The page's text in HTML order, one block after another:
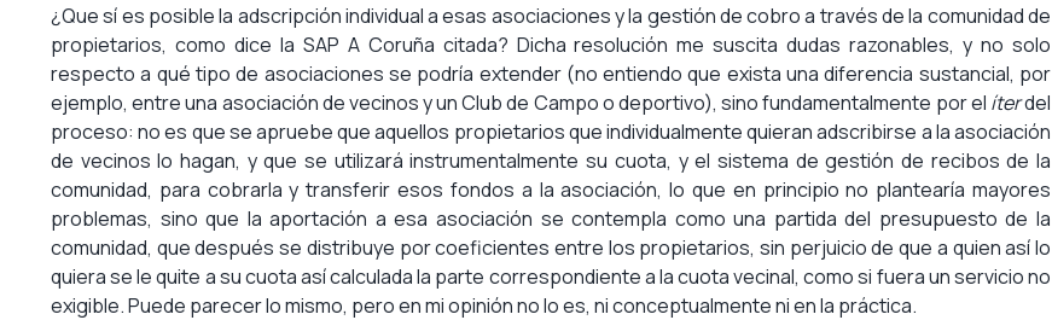
¿Que sí es posible la adscripción individual a esas asociaciones y la gestión de cobro a través de la comunidad de
propietarios, como dice la SAP A Coruña citada? Dicha resolución me suscita dudas razonables, y no solo
respecto a qué tipo de asociaciones se podría extender (no entiendo que exista una diferencia sustancial, por
ejemplo, entre una asociación de vecinos y un Club de Campo o deportivo), sino fundamentalmente por el íterdel
proceso: no es que se apruebe que aquellos propietarios que individualmente quieran adscribirse a la asociación
de vecinos lo hagan, y que se utilizará instrumentalmente su cuota, y el sistema de gestión de recibos de la
comunidad, para cobrarla y transferir esos fondos a la asociación, lo que en principio no plantearía mayores
problemas, sino que la aportación a esa asociación se contempla como una partida del presupuesto de la
comunidad, que después se distribuye por coeficientes entre los propietarios, sin perjuicio de que a quien así lo
quiera se le quite a su cuota así calculada la parte correspondiente a la cuota vecinal, como si fuera un servicio no
exigible. Puede parecer lo mismo, pero en mi opinión no lo es, ni conceptualmente ni en la práctica.